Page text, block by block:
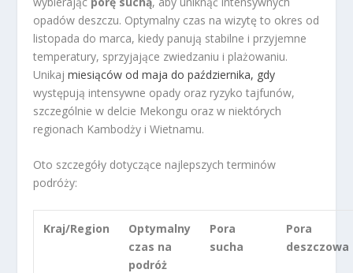
opadów deszczu. Optymalny czas na wizytę to okres od
listopada do marca, kiedy panują stabilne i przyjemne
temperatury, sprzyjające zwiedzaniu i plażowaniu.
Unikajmiesiąców od maja do października, gdy
występują intensywne opady oraz ryzyko tajfunów,
szczególnie w delcie Mekongu oraz w niektórych
regionach Kambodży i Wietnamu.
Oto szczegóły dotyczące najlepszych terminów
podróży:
Kraj/Region
Optymalny
czas na
podróż
Pora
sucha
Pora
deszczowa